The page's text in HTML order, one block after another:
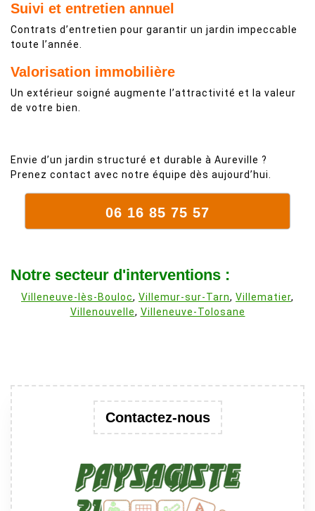
Suivi et entretien annuel
Contrats d’entretien pour garantir un jardin impeccable
toute l’année.
Valorisation immobilière
Un extérieur soigné augmente l’attractivité et la valeur
de votre bien.
Envie d’un jardin structuré et durable à Aureville ?
Prenez contact avec notre équipe dès aujourd’hui.
06 16 85 75 57
Notre secteur d'interventions :
Villeneuve-lès-Bouloc, Villemur-sur-Tarn, Villematier,
Villenouvelle, Villeneuve-Tolosane
Contactez-nous